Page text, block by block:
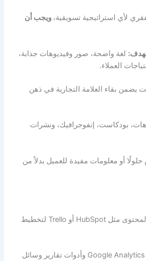
لأي استراتيجية تسويقية، ويجب أن
لغة واضحة، صور وفيديوهات جذابة،
العملاء.
يضمن بقاء العلامة التجارية في ذهن
بودكاست، إنفوجرافيك، ونشرات
حلولًا أو معلومات مفيدة للعميل بدلاً من
استخدام برامج إدارة المحتوى مثل HubSpot أو Trello لتخطيط
تحليل الأداء باستخدام Google Analytics وأدوات تقارير وسائل